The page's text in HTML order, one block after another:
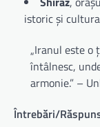
istoric și
„Iranul este o
întâlnesc,
armonie.” –
Întrebări/